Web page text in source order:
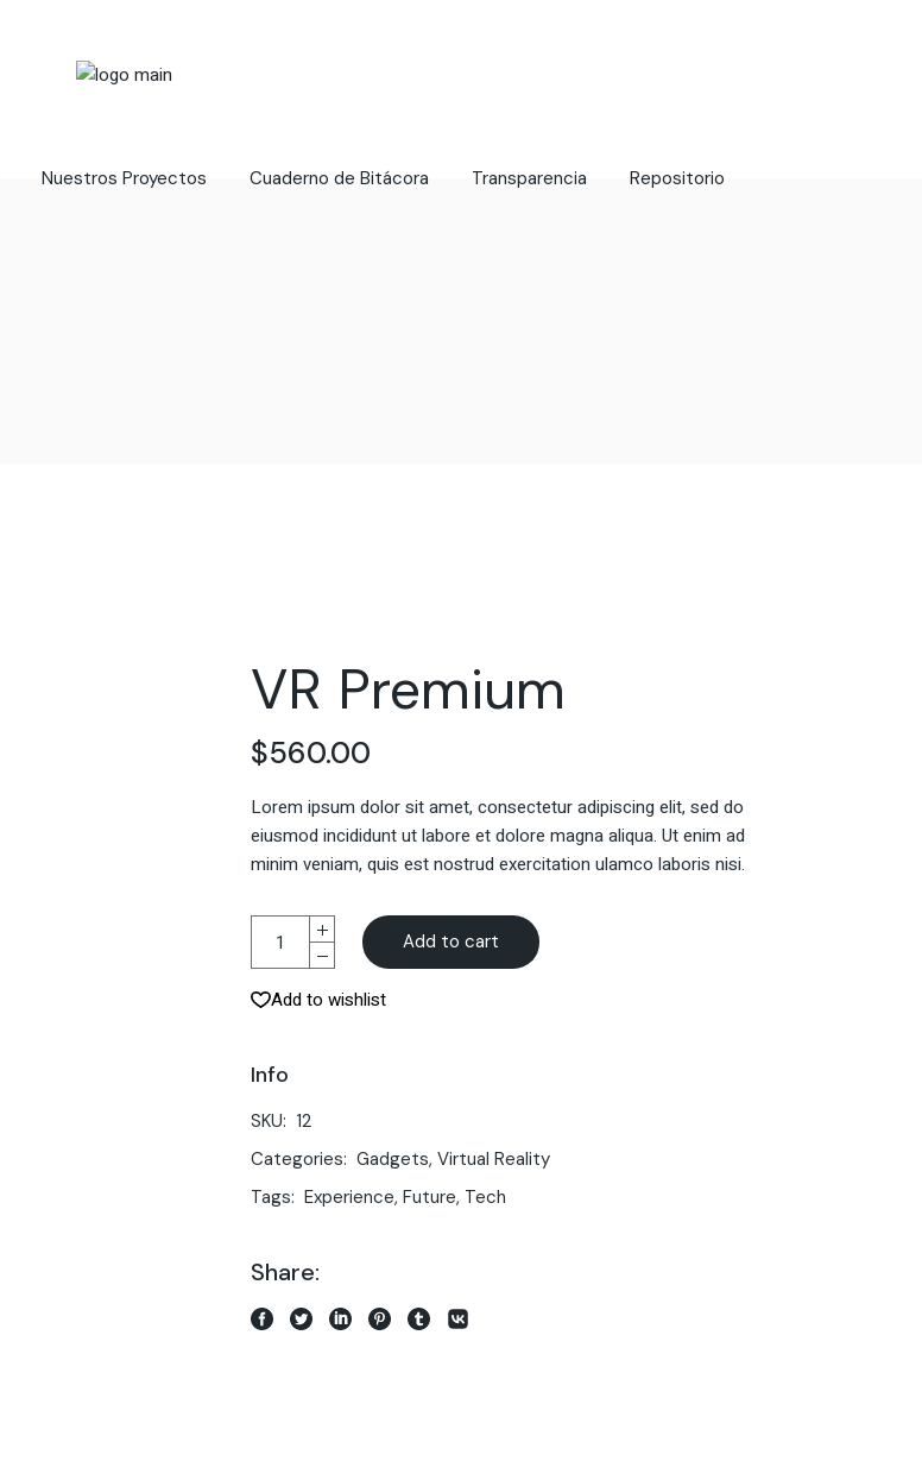
Nuestros Proyectos Cuaderno de Bitácora Transparencia Repositorio
VR Premium
$560.00
Lorem ipsum dolor sit amet, consectetur adipiscing elit, sed do
eiusmod incididunt ut labore et dolore magna aliqua. Ut enim ad
minim veniam, quis est nostrud exercitation ulamco laboris nisi.
Add to cart
Add to wishlist
Info
SKU: 12
Categories: Gadgets,Virtual Reality
Tags: Experience,Future, Tech
Share: